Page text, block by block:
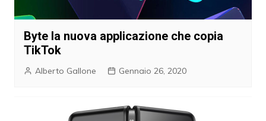
Byte la nuova applicazione che copia
TikTok
Alberto Gallone Gennaio 26, 2020